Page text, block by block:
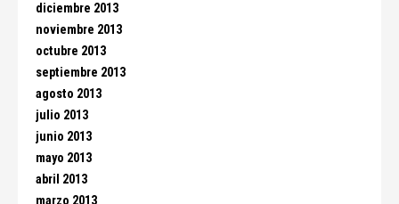
diciembre 2013
noviembre 2013
octubre 2013
septiembre 2013
agosto 2013
julio 2013
junio 2013
mayo 2013
abril 2013
marzo 2013